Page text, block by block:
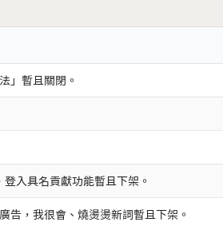
」暫且關閉。
入具名貢獻功能暫且下架。
告，我很會、燒燙燙新詞暫且下架。